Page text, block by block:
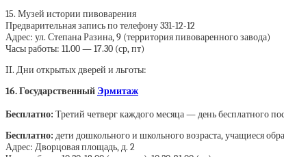
15. Музей истории пивоварения
Предварительная запись по телефону 331-12-12
Адрес: ул. Степана Разина, 9 (территория пивоваренного завода)
Часы работы: 11.00 — 17.30 (ср, пт)
II. Дни открытых дверей и льготы:
16. Государственный Эрмитаж
Бесплатно: Третий четверг каждого месяца — день бесплатного
Бесплатно: дети дошкольного и школьного возраста, учащиеся
Адрес: Дворцовая площадь, д. 2